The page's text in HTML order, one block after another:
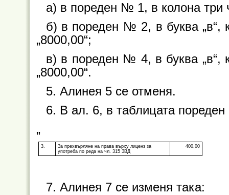
а) в пореден № 1, в колона три
б) в пореден № 2, в буква „в“,
„8000,00“;
в) в пореден № 4, в буква „в“,
„8000,00“.
5. Алинея 5 се отменя.
6. В ал. 6, в таблицата
„
3.
За прехвърляне на права върху лиценз за
употреба по реда на чл. 315 ЗВД
400,00
7. Алинея 7 се изменя така: